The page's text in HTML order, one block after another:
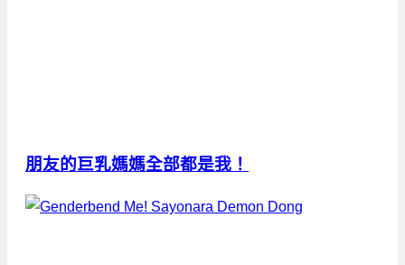
朋友的巨乳媽媽全部都是我！